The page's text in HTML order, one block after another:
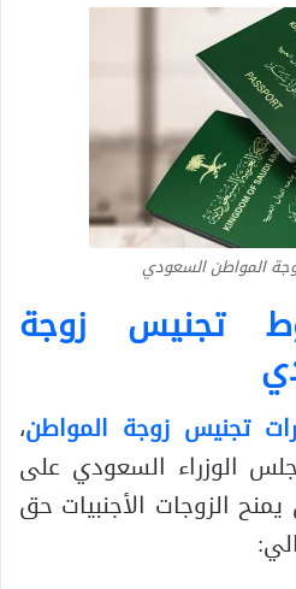
المواطن السعودي
تجنيس زوجة
تجنيس زوجة المواطن،
الوزراء السعودي على
الزوجات الأجنبيات حق